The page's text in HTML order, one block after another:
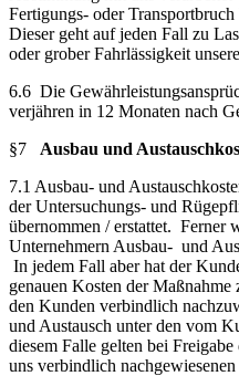
Fertigungs- oder
Dieser geht auf jeden Fall zu
oder grober Fahrlässigkeit
6.6 Die
verjähren in 12 Monaten nach
§7 Ausbau und
7.1 Ausbau- und
der Untersuchungs- und
übernommen / erstattet. Ferner
Unternehmern Ausbau- und
In jedem Fall aber hat der
genauen Kosten der
den Kunden verbindlich
und Austausch unter den vom
diesem Falle gelten bei
uns verbindlich